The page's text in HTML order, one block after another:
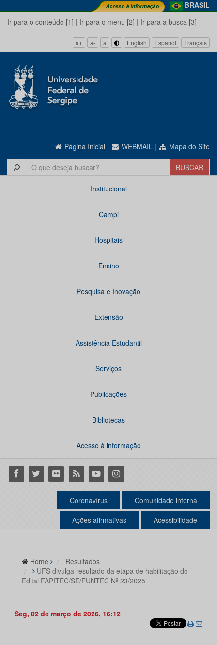
BRASIL
Ir para o conteúdo [1] | Ir para o menu [2] | Ir para a busca [3]
a+ a- a English Español Français
Página Inicial | WEBMAIL | Mapa do Site
Institucional
Campi
Hospitais
Ensino
Pesquisa e Inovação
Extensão
Assistência Estudantil
Serviços
Publicações
Bibliotecas
Acesso à informação
Facebook
Twitter Flickr RSS YoutubeInstagram
Coronavírus Comunidade interna
Ações afirmativas Acessibilidade
Home
Resultados
UFS divulga resultado da etapa de habilitação do
Edital FAPITEC/SE/FUNTEC Nº 23/2025
Seg, 02 de março de 2026, 16:12